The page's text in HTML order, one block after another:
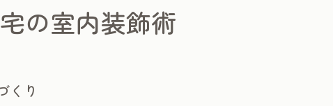
内装決定に役立つ注文住宅シミュレーション活
注文住宅の内装選びに必要な費用計画のコツ
注文住宅で実現するおしゃれな内装の秘訣
の室内装飾術
くり